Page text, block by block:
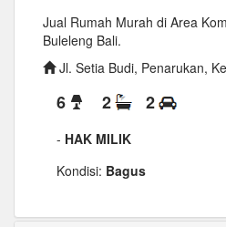
Jual Rumah Murah di Area
Buleleng Bali.
Jl. Setia Budi, Penarukan,
6 2 2
- HAK MILIK
Kondisi: Bagus